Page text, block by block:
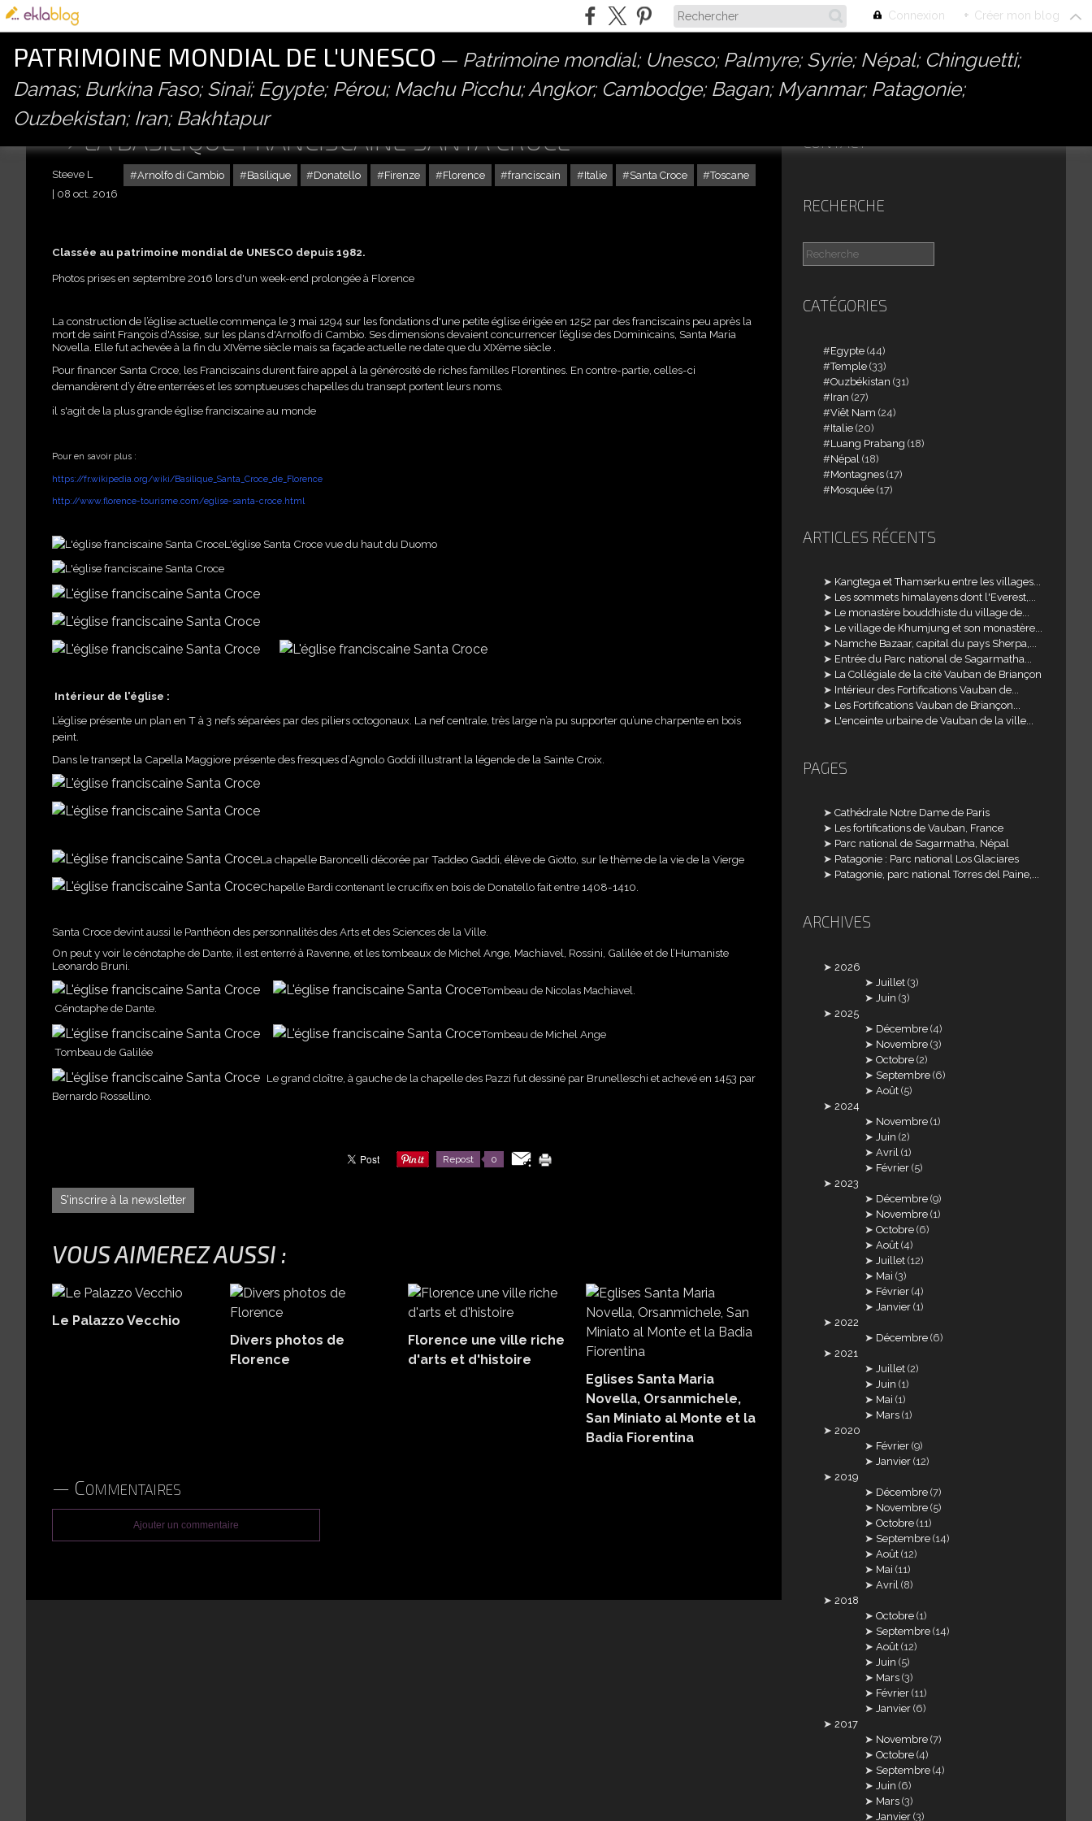
Connexion + Créer mon blog
PATRIMOINE MONDIAL DE L'UNESCO
Patrimoine mondial; Unesco; Palmyre; Syrie; Népal; Chinguetti;
Damas; Burkina Faso; Sinaï; Egypte; Pérou; Machu Picchu; Angkor; Cambodge; Bagan; Myanmar; Patagonie;
Ouzbekistan; Iran; Bakhtapur
LA BASILIQUE FRANCISCAINE SANTA CROCE
Arnolfo di Cambio Basilique Donatello Firenze Florence franciscain Italie Santa Croce Toscane
Steeve L
08 oct. 2016
Classée au patrimoine mondial de UNESCO depuis 1982.
Photos prises en septembre 2016 lors d'un week-end prolongée à Florence
La construction de l’église actuelle commença le 3 mai 1294 sur les fondations d'une petite église érigée en 1252 par des franciscains peu après la
mort de saint François d'Assise, sur les plans d'Arnolfo di Cambio. Ses dimensions devaient concurrencer l’église des Dominicains, Santa Maria
Novella. Elle fut achevée à la fin du XIVème siècle mais sa façade actuelle ne date que du XIXème siècle .
Pour financer Santa Croce, les Franciscains durent faire appel à la générosité de riches familles Florentines. En contre-partie, celles-ci
demandèrent d’y être enterrées et les somptueuses chapelles du transept portent leurs noms.
il s'agit de la plus grande église franciscaine au monde
Pour en savoir plus :
https://fr.wikipedia.org/wiki/Basilique_Santa_Croce_de_Florence
http://www.florence-tourisme.com/eglise-santa-croce.html
L'église Santa Croce vue du haut du Duomo
Intérieur de l'église :
L’église présente un plan en T à 3 nefs séparées par des piliers octogonaux. La nef centrale, très large n’a pu supporter qu’une charpente en bois
peint.
Dans le transept la Capella Maggiore présente des fresques d’Agnolo Goddi illustrant la légende de la Sainte Croix.
La chapelle Baroncelli décorée par Taddeo Gaddi, élève de Giotto, sur le thème de la vie de la Vierge
Chapelle Bardi contenant le crucifix en bois de Donatello fait entre 1408-1410.
Santa Croce devint aussi le Panthéon des personnalités des Arts et des Sciences de la Ville.
On peut y voir le cénotaphe de Dante, il est enterré à Ravenne, et les tombeaux de Michel Ange, Machiavel, Rossini, Galilée et de l’Humaniste
Leonardo Bruni.
Tombeau de Nicolas Machiavel.
Cénotaphe de Dante.
Tombeau de Michel Ange
Tombeau de Galilée
Le grand cloître, à gauche de la chapelle des Pazzi fut dessiné par Brunelleschi et achevé en 1453 par
Bernardo Rossellino.
Repost 0
S'inscrire à la newsletter
VOUS AIMEREZ AUSSI :
Le Palazzo Vecchio
Divers photos de
Florence
Florence une ville riche
d'arts et d'histoire
Eglises Santa Maria
Novella, Orsanmichele,
San Miniato al Monte et la
Badia Fiorentina
Commentaires
Ajouter un commentaire
CONTACT
RECHERCHE
CATÉGORIES
Egypte (44)
Temple (33)
Ouzbékistan (31)
Iran (27)
Viêt Nam (24)
Italie (20)
Luang Prabang (18)
Népal (18)
Montagnes (17)
Mosquée (17)
ARTICLES RÉCENTS
Kangtega et Thamserku entre les villages...
Les sommets himalayens dont l'Everest,...
Le monastère bouddhiste du village de...
Le village de Khumjung et son monastère...
Namche Bazaar, capital du pays Sherpa,...
Entrée du Parc national de Sagarmatha...
La Collégiale de la cité Vauban de Briançon
Intérieur des Fortifications Vauban de...
Les Fortifications Vauban de Briançon...
L'enceinte urbaine de Vauban de la ville...
PAGES
Cathédrale Notre Dame de Paris
Les fortifications de Vauban, France
Parc national de Sagarmatha, Népal
Patagonie : Parc national Los Glaciares
Patagonie, parc national Torres del Paine,...
ARCHIVES
2026
Juillet (3)
Juin (3)
2025
Décembre (4)
Novembre (3)
Octobre (2)
Septembre (6)
Août (5)
2024
Novembre (1)
Juin (2)
Avril (1)
Février (5)
2023
Décembre (9)
Novembre (1)
Octobre (6)
Août (4)
Juillet (12)
Mai (3)
Février (4)
Janvier (1)
2022
Décembre (6)
2021
Juillet (2)
Juin (1)
Mai (1)
Mars (1)
2020
Février (9)
Janvier (12)
2019
Décembre (7)
Novembre (5)
Octobre (11)
Septembre (14)
Août (12)
Mai (11)
Avril (8)
2018
Octobre (1)
Septembre (14)
Août (12)
Juin (5)
Mars (3)
Février (11)
Janvier (6)
2017
Novembre (7)
Octobre (4)
Septembre (4)
Juin (6)
Mars (3)
Janvier (3)